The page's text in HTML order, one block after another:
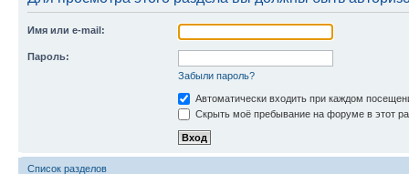
Имя или e-mail:
Пароль:
Забыли пароль?
Автоматически входить при каждом
Скрыть моё пребывание на форуме в этот
Список разделов